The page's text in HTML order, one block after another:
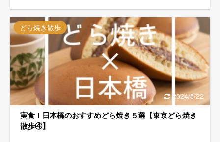
2024/5/22
どら焼き散歩
実食！日本橋のおすすめどら焼き５選【東京どら焼き
散歩④】